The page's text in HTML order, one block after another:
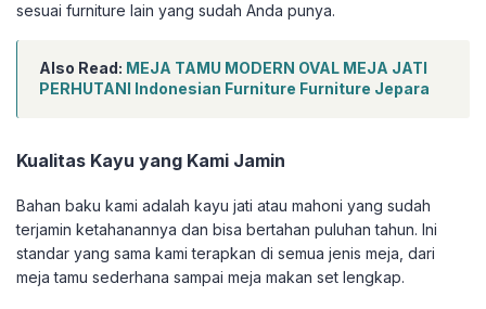
sesuai furniture lain yang sudah Anda punya.
Also Read: MEJA TAMU MODERN OVAL MEJA JATI
PERHUTANI Indonesian Furniture Furniture Jepara
Kualitas Kayu yang Kami Jamin
Bahan baku kami adalah kayu jati atau mahoni yang sudah
terjamin ketahanannya dan bisa bertahan puluhan tahun. Ini
standar yang sama kami terapkan di semua jenis meja, dari
meja tamu sederhana sampai meja makan set lengkap.